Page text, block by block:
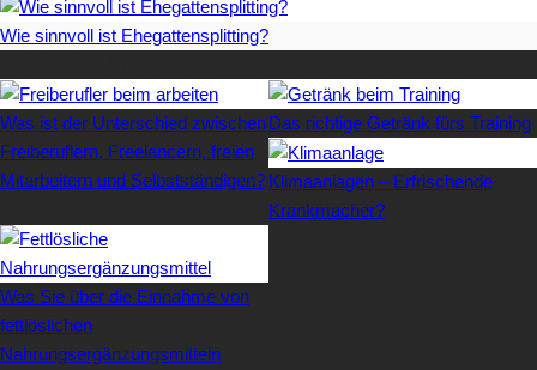
Wie sinnvoll ist Ehegattensplitting?
Was ist der Unterschied zwischen
Freiberuflern, Freelancern, freien
Mitarbeitern und Selbstständigen?
Das richtige Getränk fürs Training
Klimaanlagen – Erfrischende
Krankmacher?
Was Sie über die Einnahme von
fettlöslichen
Nahrungsergänzungsmitteln